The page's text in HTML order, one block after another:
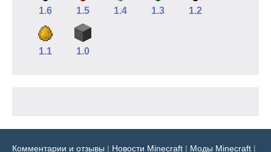
1.6 1.5 1.4 1.3 1.2
1.1 1.0
Комментарии и отзывы | Новости Minecraft | Моды Minecraft |